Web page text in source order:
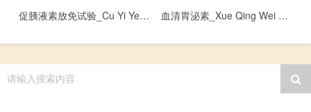
促胰液素放免试验_Cu Yi Ye Su Fang Mian Shi Yan 血清胃泌素_Xue Qing Wei Mi Su
请输入搜索内容